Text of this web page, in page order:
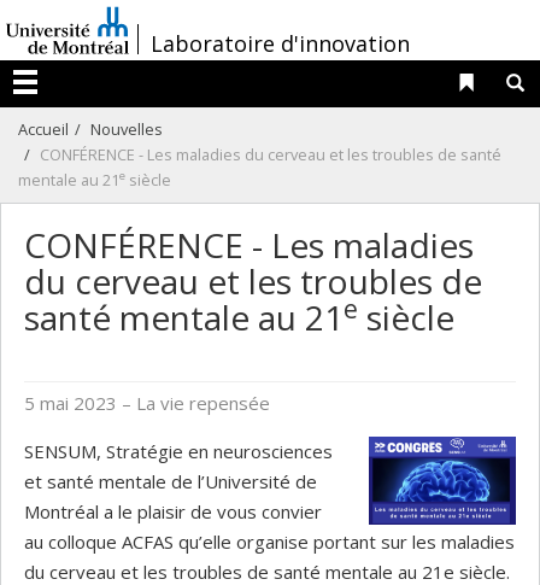
au
contenu
/Laboratoire d'innovation
Menu
Liens
Accueil
Nouvelles
CONFÉRENCE - Les maladies du cerveau et les troubles de santé
mentale au 21e siècle
CONFÉRENCE - Les maladies
du cerveau et les troubles de
santé mentale au 21 e siècle
5 mai 2023 – La vie repensée
SENSUM, Stratégie en neurosciences
et santé mentale de l’Université de
Montréal a le plaisir de vous convier
au colloque ACFAS qu’elle organise portant sur les maladies
du cerveau et les troubles de santé mentale au 21e siècle.